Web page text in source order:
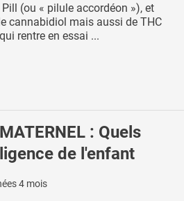
(ou « pilule accordéon »), et
cannabidiol mais aussi de THC
rentre en essai ...
: Quels
de l'enfant
4 mois